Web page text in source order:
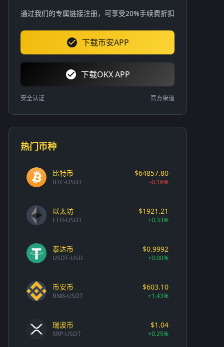
通过我们的专属链接注册，可享受20%手续费折扣
下载币安APP
下载OKX APP
安全认证 官方渠道
热门币种
比特币
BTC-USDT
$64857.80
-0.16%
以太坊
ETH-USDT
$1921.21
+0.33%
泰达币
USDT-USD
$0.9992
+0.00%
币安币
BNB-USDT
$603.10
+1.43%
瑞波币
XRP-USDT
$1.04
+0.25%